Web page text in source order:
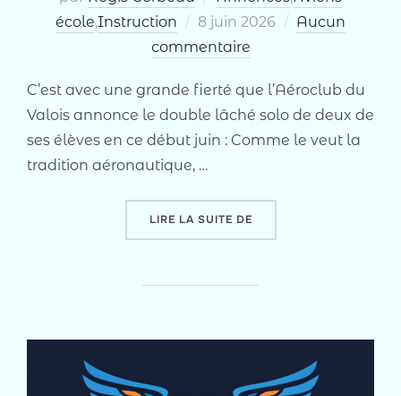
école,Instruction
Publié
le
8 juin 2026
Aucun
commentaire
C’est avec une grande fierté que l’Aéroclub du
Valois annonce le double lâché solo de deux de
ses élèves en ce début juin : Comme le veut la
tradition aéronautique, …
LIRE LA SUITE DE« H₂O + ½ Ρ V² S C_Z :